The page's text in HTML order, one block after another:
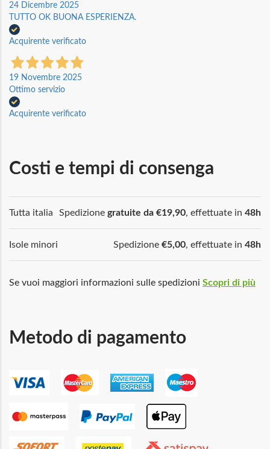
24 Dicembre 2025
TUTTO OK BUONA ESPERIENZA.
Acquirente verificato
19 Novembre 2025
Ottimo servizio
Acquirente verificato
Costi e tempi di consenga
Tutta italia Spedizione gratuite da €19,90, effettuate in 48h
Isole minori Spedizione €5,00, effettuate in 48h
Se vuoi maggiori informazioni sulle spedizioni Scopri di più
Metodo di pagamento